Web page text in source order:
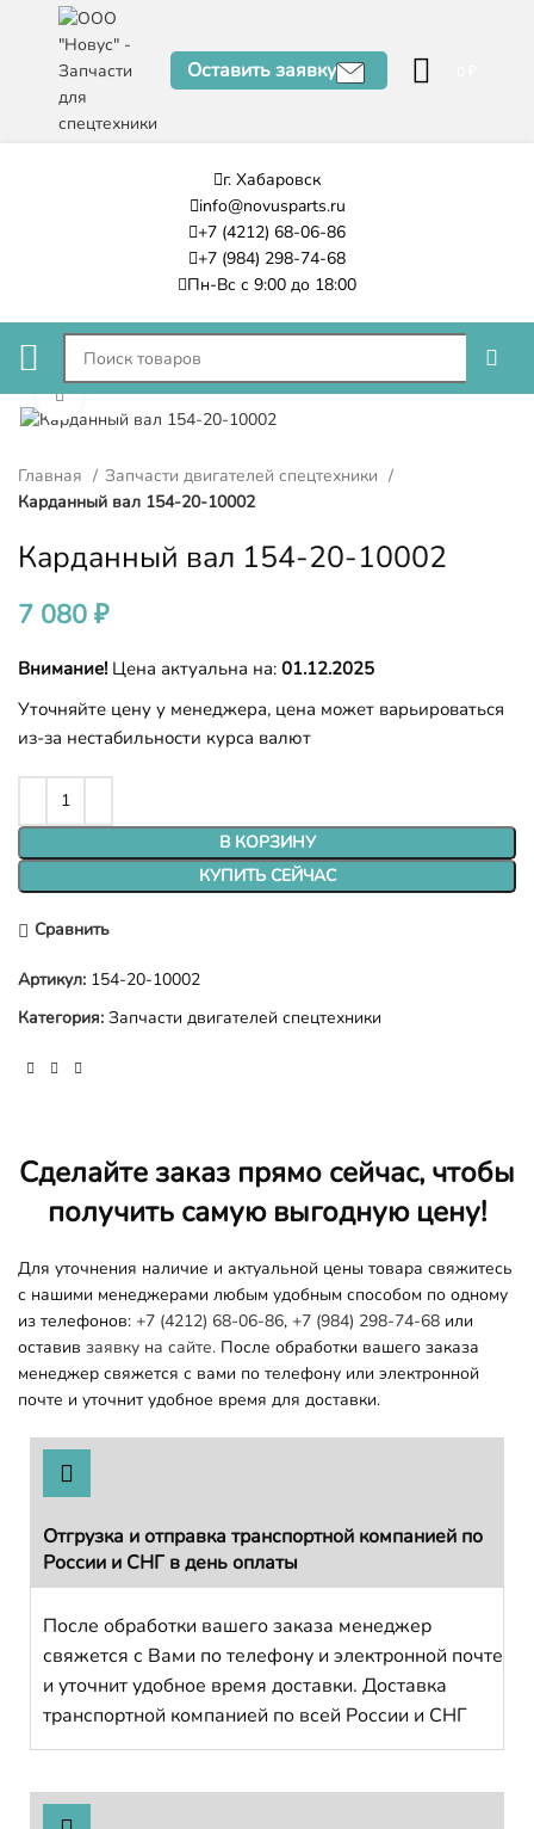
Оставить заявку
г. Хабаровск
info@novusparts.ru
+7 (4212) 68-06-86
+7 (984) 298-74-68
Пн-Вс с 9:00 до 18:00
Нажмите, чтобы увеличить
Главная
Запчасти двигателей спецтехники
Карданный вал 154-20-10002
Карданный вал 154-20-10002
7 080 ₽
Внимание! Цена актуальна на: 01.12.2025
Уточняйте цену у менеджера, цена может варьироваться
из-за нестабильности курса валют
В КОРЗИНУ
КУПИТЬ СЕЙЧАС
Сравнить
Артикул: 154-20-10002
Категория: Запчасти двигателей спецтехники
Сделайте заказ прямо сейчас, чтобы
получить самую выгодную цену!
Для уточнения наличие и актуальной цены товара свяжитесь
с нашими менеджерами любым удобным способом по одному
из телефонов: +7 (4212) 68-06-86, +7 (984) 298-74-68 или
оставив заявку на сайте. После обработки вашего заказа
менеджер свяжется с вами по телефону или электронной
почте и уточнит удобное время для доставки.
Отгрузка и отправка транспортной компанией по
России и СНГ в день оплаты
После обработки вашего заказа менеджер
свяжется с Вами по телефону и электронной почте
и уточнит удобное время доставки. Доставка
транспортной компанией по всей России и СНГ